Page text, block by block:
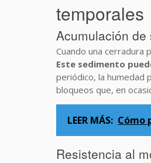
temporales
Acumulación
Cuando una cerradura
Este sedimento
periódico, la humedad
bloqueos que, en
LEER MÁS: Cómo
Resistencia al